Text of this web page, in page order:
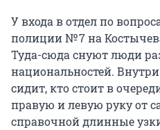
У входа в отдел по
полиции № 7 на
Туда-сюда снуют люди
национальностей.
сидит, кто стоит в
правую и левую руку от
справочной длинные